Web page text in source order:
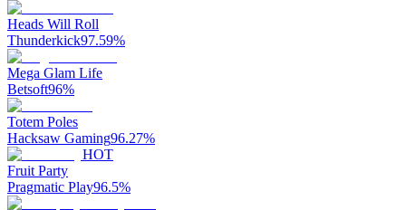
Heads Will Roll
Thunderkick97.59%
Mega Glam Life
Betsoft96%
Totem Poles
Hacksaw Gaming96.27%
HOT
Fruit Party
Pragmatic Play96.5%